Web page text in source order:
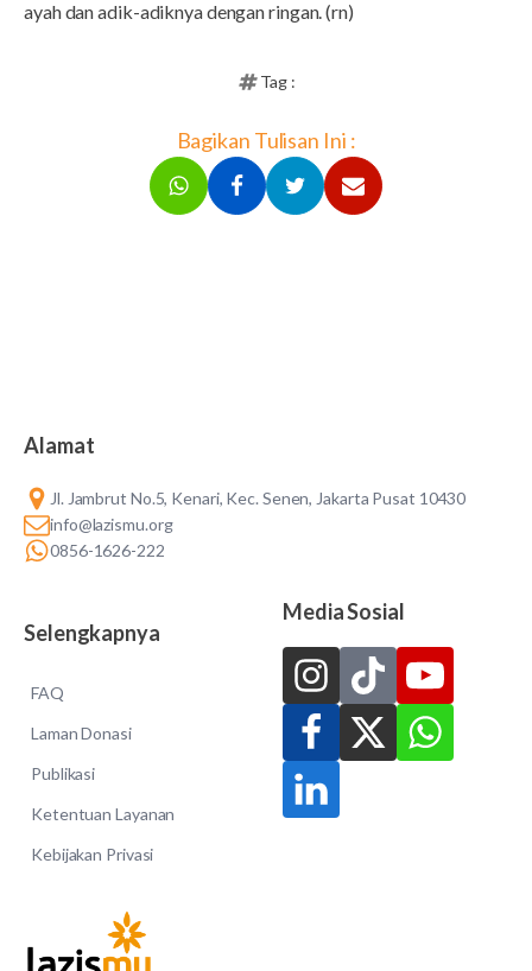
ayah dan adik-adiknya dengan ringan. (rn)
Tag :
Bagikan Tulisan Ini :
Alamat
Jl. Jambrut No.5, Kenari, Kec. Senen, Jakarta Pusat 10430
info@lazismu.org
0856-1626-222
Selengkapnya
FAQ
Laman Donasi
Publikasi
Ketentuan Layanan
Kebijakan Privasi
Media Sosial